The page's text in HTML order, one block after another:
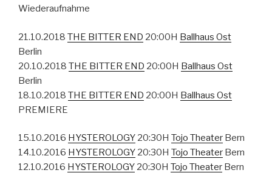
Wiederaufnahme
21.10.2018 THE BITTER END 20:00H Ballhaus Ost
Berlin
20.10.2018 THE BITTER END 20:00H Ballhaus Ost
Berlin
18.10.2018 THE BITTER END 20:00H Ballhaus Ost
PREMIERE
15.10.2016 HYSTEROLOGY 20:30H Tojo Theater Bern
14.10.2016 HYSTEROLOGY 20:30H Tojo Theater Bern
12.10.2016 HYSTEROLOGY 20:30H Tojo Theater Bern